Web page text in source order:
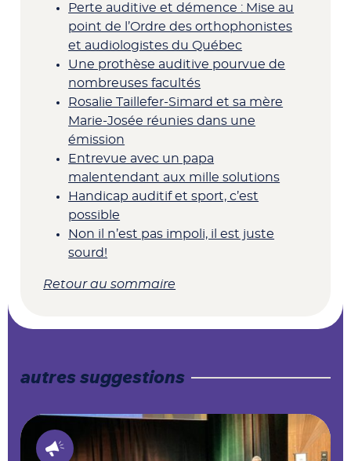
Perte auditive et démence : Mise au
point de l’Ordre des orthophonistes
et audiologistes du Québec
Une prothèse auditive pourvue de
nombreuses facultés
Rosalie Taillefer-Simard et sa mère
Marie-Josée réunies dans une
émission
Entrevue avec un papa
malentendant aux mille solutions
Handicap auditif et sport, c’est
possible
Non il n’est pas impoli, il est juste
sourd!
Retour au sommaire
autres suggestions